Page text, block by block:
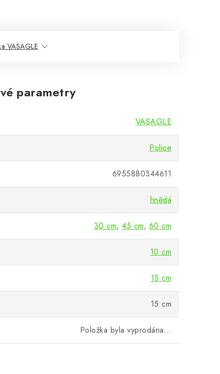
VASAGLE
parametry
VASAGLE
Police
6955880344611
hnědá
30 cm, 45 cm, 60 cm
10 cm
15 cm
15 cm
Položka byla vyprodána…